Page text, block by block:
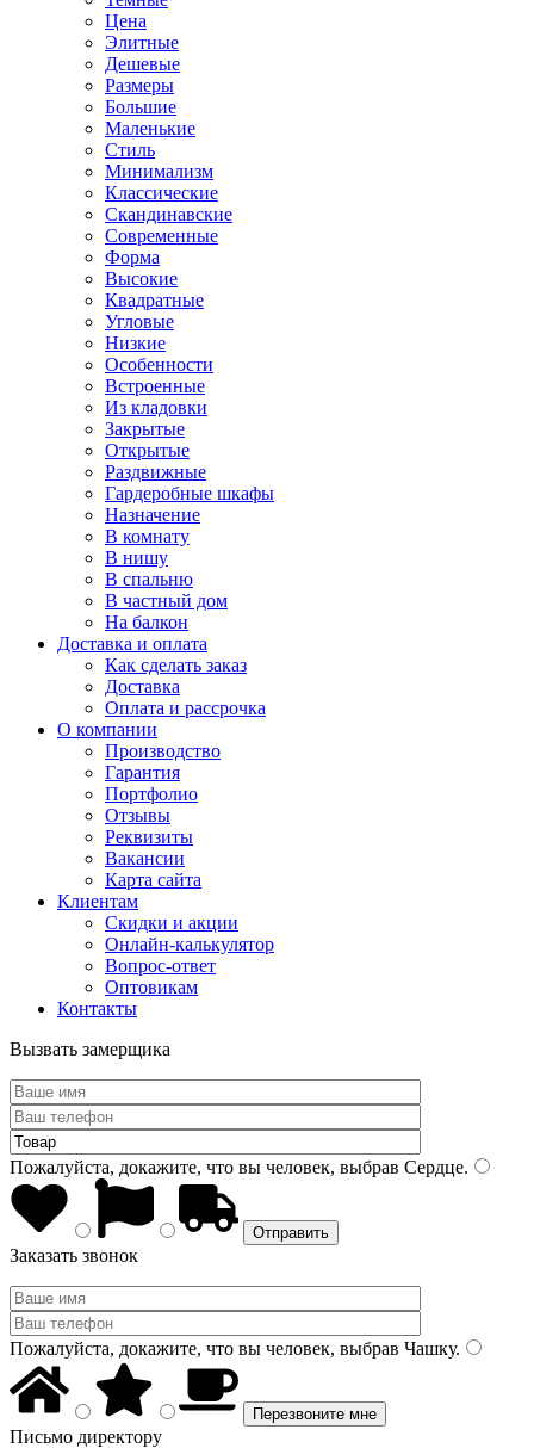
Цена
Элитные
Дешевые
Размеры
Большие
Маленькие
Стиль
Минимализм
Классические
Скандинавские
Современные
Форма
Высокие
Квадратные
Угловые
Низкие
Особенности
Встроенные
Из кладовки
Закрытые
Открытые
Раздвижные
Гардеробные шкафы
Назначение
В комнату
В нишу
В спальню
В частный дом
На балкон
Доставка и оплата
Как сделать заказ
Доставка
Оплата и рассрочка
О компании
Производство
Гарантия
Портфолио
Отзывы
Реквизиты
Вакансии
Карта сайта
Клиентам
Скидки и акции
Онлайн-калькулятор
Вопрос-ответ
Оптовикам
Контакты
Вызвать замерщика
Пожалуйста, докажите, что вы человек, выбрав Сердце.
Заказать звонок
Пожалуйста, докажите, что вы человек, выбрав Чашку.
Письмо директору